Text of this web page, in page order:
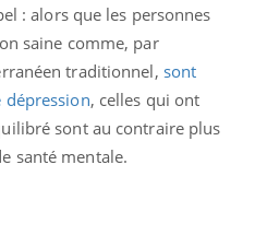
: alors que les personnes
saine comme, par
traditionnel, sont
dépression, celles qui ont
sont au contraire plus
santé mentale.